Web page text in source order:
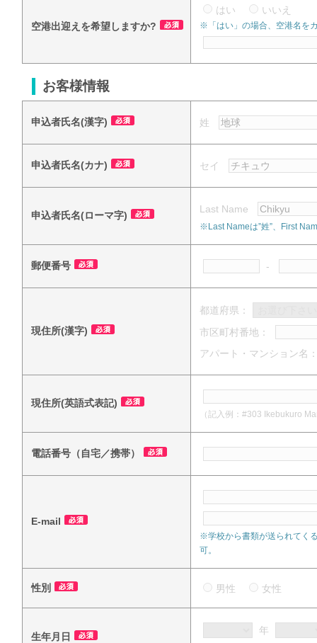
空港出迎えを希望しますか?
はい いいえ
※「はい」の場合、空港名を
お客様情報
申込者氏名(漢字) 姓
申込者氏名(カナ) セイ
申込者氏名(ローマ字)
Last Name
※Last Nameは”姓”、First
郵便番号 -
現住所(漢字)
都道府県：
市区町村番地：
アパート・マンション名
現住所(英語式表記)
（記入例：#303 Ikebukuro
電話番号（自宅／携帯）
E-mail
※学校から書類が送られてく
可。
性別 男性 女性
生年月日
年